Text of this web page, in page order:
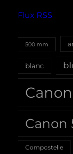
Flux RSS
500 mm
blanc
Canon
Compostelle